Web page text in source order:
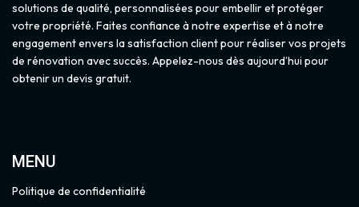
solutions de qualité, personnalisées pour embellir et protéger
votre propriété. Faites confiance à notre expertise et à notre
engagement envers la satisfaction client pour réaliser vos projets
de rénovation avec succès. Appelez-nous dès aujourd’hui pour
obtenir un devis gratuit.
MENU
Politique de confidentialité